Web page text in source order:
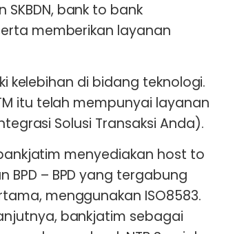
bank to bank
memberikan layanan
kelebihan di bidang teknologi.
itu telah mempunyai layanan
Solusi Transaksi Anda).
menyediakan host to
BPD – BPD yang tergabung
menggunakan ISO8583.
bankjatim sebagai